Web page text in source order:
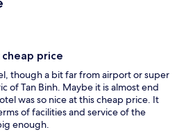
price
though a bit far from airport or super
of Tan Binh. Maybe it is almost end
was so nice at this cheap price. It
of facilities and service of the
enough.